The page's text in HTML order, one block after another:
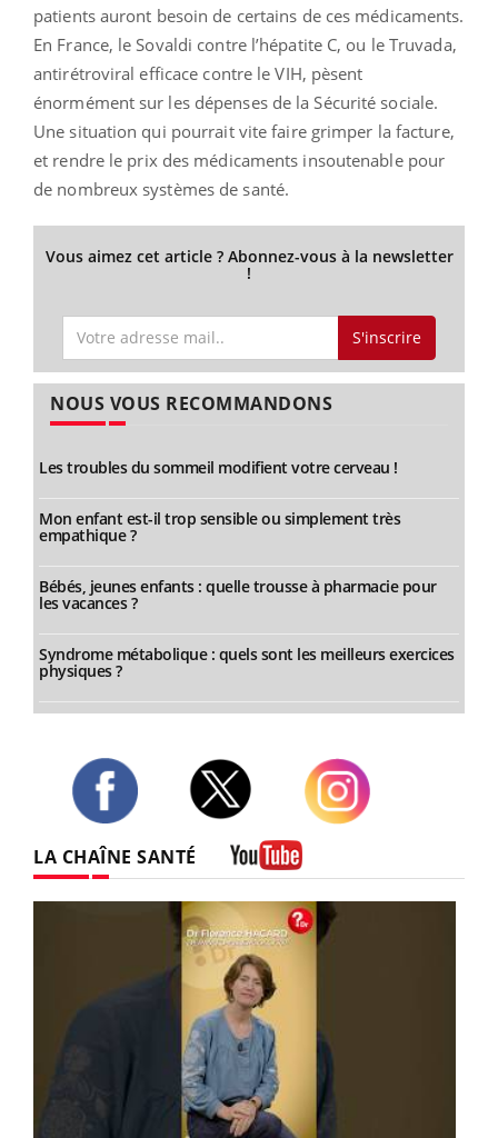
patients auront besoin de certains de ces médicaments.
En France, le Sovaldi contre l’hépatite C, ou le Truvada,
antirétroviral efficace contre le VIH, pèsent
énormément sur les dépenses de la Sécurité sociale.
Une situation qui pourrait vite faire grimper la facture,
et rendre le prix des médicaments insoutenable pour
de nombreux systèmes de santé.
Vous aimez cet article ? Abonnez-vous à la newsletter
!
S'inscrire
NOUS VOUS RECOMMANDONS
Les troubles du sommeil modifient votre cerveau !
Mon enfant est-il trop sensible ou simplement très
empathique ?
Bébés, jeunes enfants : quelle trousse à pharmacie pour
les vacances ?
Syndrome métabolique : quels sont les meilleurs exercices
physiques ?
LA CHAÎNE SANTÉ